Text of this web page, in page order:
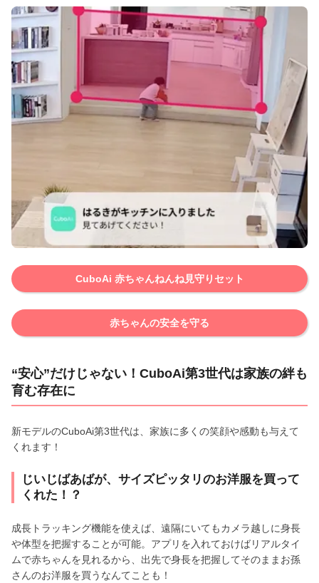
CuboAi 赤ちゃんねんね見守りセット
赤ちゃんの安全を守る
“安心”だけじゃない！CuboAi第3世代は家族の絆も
育む存在に
新モデルのCuboAi第3世代は、家族に多くの笑顔や感動も与えて
くれます！
じいじばあばが、サイズピッタリのお洋服を買って
くれた！？
成長トラッキング機能を使えば、遠隔にいてもカメラ越しに身長
や体型を把握することが可能。アプリを入れておけばリアルタイ
ムで赤ちゃんを見れるから、出先で身長を把握してそのままお孫
さんのお洋服を買うなんてことも！